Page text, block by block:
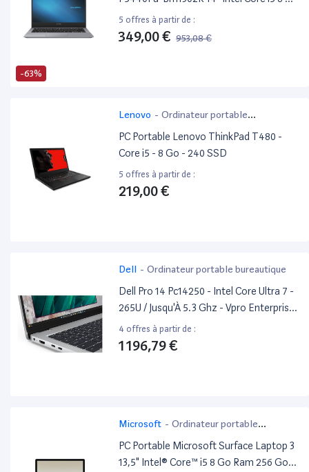
-63%
Ram 512 Go SSD Gris
5 offres à partir de :
349,00 € 953,08 €
Lenovo - Ordinateur portable
bureautique
PC Portable Lenovo ThinkPad T480 -
Core i5 - 8 Go - 240 SSD
5 offres à partir de :
219,00 €
Dell - Ordinateur portable bureautique
Dell Pro 14 Pc14250 - Intel Core Ultra 7 -
265U / Jusqu'À 5.3 Ghz - Vpro Enterprise
- Win 11 Pro - Intel Graphics - 16 Go Ram
- 512Go SSD Nvme - 14" Ips 1920 X 1200
4 offres à partir de :
1 196,79 €
Microsoft - Ordinateur portable
bureautique
PC Portable Microsoft Surface Laptop 3
13,5" Intel® Core™ i5 8 Go Ram 256 Go